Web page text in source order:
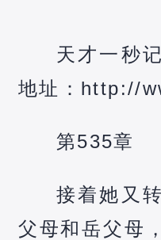
天才一秒
地址：http://
第535章
接着她又
父母和岳父母